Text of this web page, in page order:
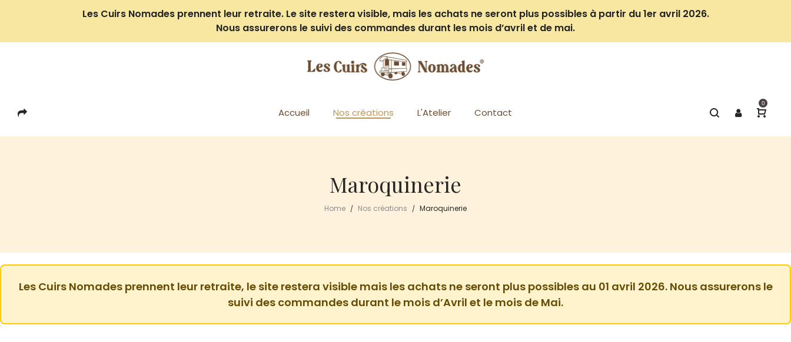
Les Cuirs Nomades prennent leur retraite. Le site restera visible, mais les achats ne seront plus possibles à partir du 1er avril 2026.
Nous assurerons le suivi des commandes durant les mois d’avril et de mai.
Accueil Nos créations L'Atelier Contact
0
Maroquinerie
Home / Nos créations / Maroquinerie
Les Cuirs Nomades prennent leur retraite, le site restera visible mais les achats ne seront plus possibles au 01 avril 2026. Nous assurerons le
suivi des commandes durant le mois d’Avril et le mois de Mai.